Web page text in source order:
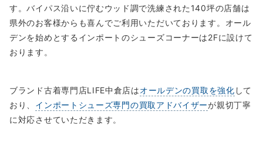
す。バイパス沿いに佇むウッド調で洗練された140坪の店舗は
県外のお客様からも喜んでご利用いただいております。オール
デンを始めとするインポートのシューズコーナーは2Fに設けて
おります。
ブランド古着専門店LIFE中倉店はオールデンの買取を強化 して
おり、 インポートシューズ専門の買取アドバイザーが親切丁寧
に対応させていただきます。